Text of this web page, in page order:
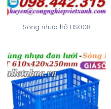
Sóng nhựa hở HS008